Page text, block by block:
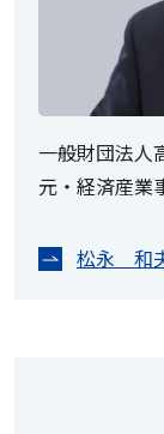
一般財団法人
元・経済産業
松永 和